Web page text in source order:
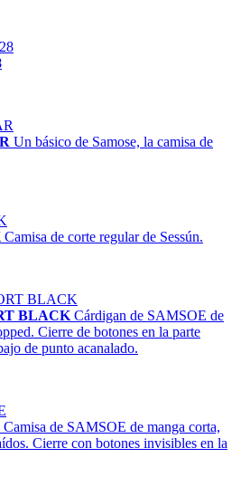
Un básico de Samose, la camisa de
Camisa de corte regular de Sessún.
BLACK Cárdigan de SAMSOE de
Cierre de botones en la parte
de punto acanalado.
Camisa de SAMSOE de manga corta,
Cierre con botones invisibles en la